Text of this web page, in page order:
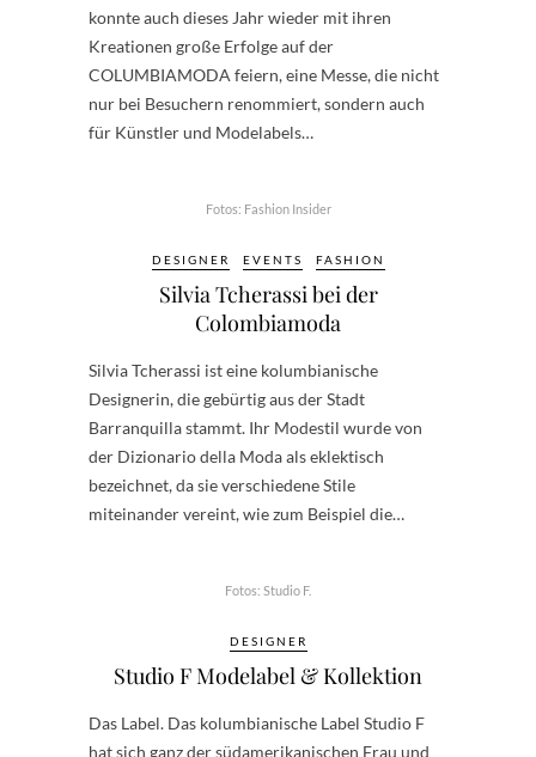
konnte auch dieses Jahr wieder mit ihren
Kreationen große Erfolge auf der
COLUMBIAMODA feiern, eine Messe, die nicht
nur bei Besuchern renommiert, sondern auch
für Künstler und Modelabels…
Fotos: Fashion Insider
DESIGNER EVENTS FASHION
Silvia Tcherassi bei der
Colombiamoda
Silvia Tcherassi ist eine kolumbianische
Designerin, die gebürtig aus der Stadt
Barranquilla stammt. Ihr Modestil wurde von
der Dizionario della Moda als eklektisch
bezeichnet, da sie verschiedene Stile
miteinander vereint, wie zum Beispiel die…
Fotos: Studio F.
DESIGNER
Studio F Modelabel & Kollektion
Das Label. Das kolumbianische Label Studio F
hat sich ganz der südamerikanischen Frau und